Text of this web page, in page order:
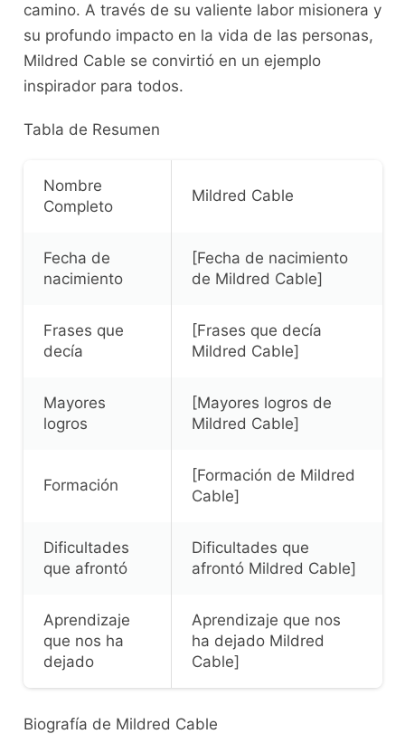
camino. A través de su valiente labor misionera y
su profundo impacto en la vida de las personas,
Mildred Cable se convirtió en un ejemplo
inspirador para todos.
Tabla de Resumen
Nombre
Completo
Mildred Cable
Fecha de
nacimiento
[Fecha de nacimiento
de Mildred Cable]
Frases que
decía
[Frases que decía
Mildred Cable]
Mayores
logros
[Mayores logros de
Mildred Cable]
Formación
[Formación de Mildred
Cable]
Dificultades
que afrontó
Dificultades que
afrontó Mildred Cable]
Aprendizaje
que nos ha
dejado
Aprendizaje que nos
ha dejado Mildred
Cable]
Biografía de Mildred Cable